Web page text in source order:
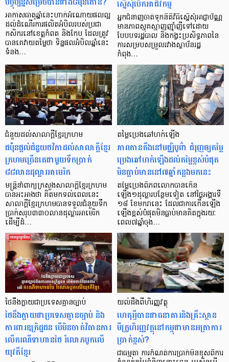
អាកាសធាតុឆ្នាំនេះហាក់អំណោយផលល្អ
ដល់ដំណើរការផលិតអំបិលរបស់ប្រជា
កសិករនៅខេត្តកំពត និងកែប ដែលត្រូវ
បានគេវាយតម្លៃថា ទិន្នផលអំបិលឆ្នាំនេះ
ទំនង…
ស្នើសុំបើកអាជីវកម្ម
អ្នកជំនាញចាត់ទុកនីតិវិធីស្នើសុំអាជ្ញាប័ណ្ណ
មានភាពស្មុគស្មាញញ៉ាំញីទៅដោយ
បែបបទរដ្ឋបាល និងកង្វះប្រសិទ្ធភាពនៃ
ការសម្របសម្រួលរវាងស្ថាប័នរដ្ឋ
កំពុង…
ជំនួយដល់សាលាក្ដីខ្មែរក្រហម
ជប៉ុនផ្ដល់ជំនួយថវិកាដល់សាលាក្ដីខ្មែរ
ក្រហមច្រើនគេជាមួយទឹកប្រាក់
៨៨លានដុល្លារអាមេរិក
មន្ត្រីនាំពាក្យក្រសួងសាលាក្ដីខ្មែរក្រហម
បានអះអាងថា គិតមកទល់ពេលនេះ
សាលាក្ដីខ្មែរក្រហមបានទទួលជំនួយទឹក
ប្រាក់សរុប៣៣០លានដុល្លារអាមេរិក
ដើម្បីដំ…
តម្លៃប្រេងឆៅហក់ឡើង
ភាពតានតឹងនៅមជ្ឈិបូព៌ា ជំរុញឲ្យតម្លៃ
ប្រេងឆៅហក់ឡើងដល់តម្លៃខ្ពស់បំផុត
មិនធ្លាប់មាននៅ៧ឆ្នាំកន្លងមកនេះ
តម្លៃប្រេងពិភពលោកបានកើន
ឡើង១ដុល្លារបន្ថែមទៀត នៅថ្ងៃអង្គារទី
១៨ ខែមករានេះ ដែលជាការកើនឡើង
ឡើងខ្ពស់បំផុតមិនធ្លាប់មានគិតក្នុងរយៈ
ពេល៧ឆ្នាំចុង…
ថៃនឹងក្លាយជាប្រទេសគ្មានច្បាប់
ថៃនឹងក្លាយជាប្រទេសគ្មានច្បាប់ និង
ការពារឧក្រិដ្ឋជន បើមិនចាត់វិធានការ
លើករណីទាហានថៃ រំលោភបូកលើ
យុវតីខ្មែរ
យល់ដឹង​ពី​ហិរញ្ញ​វត្ថុ
ហេតុអ្វី​បាន​ជា​ធនាគារ​និង​គ្រឹះស្ថាន​
មីក្រូ​ហិរញ្ញវត្ថុ​នៅ​កម្ពុជា​មាន​អត្រា​ការ​
ប្រាក់​ខ្ពស់?
ជា​ធម្មតា ការ​កំណត់​ការ​ប្រាក់​មិន​ខុស​ពី​ការ​